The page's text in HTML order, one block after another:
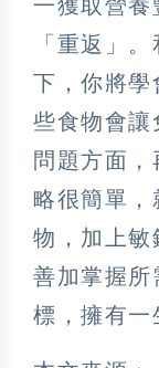
一獲取營養
「重返」
下，你將學
些食物會讓
問題方面，
略很簡單，
物，加上敏
善加掌握所
標，擁有一